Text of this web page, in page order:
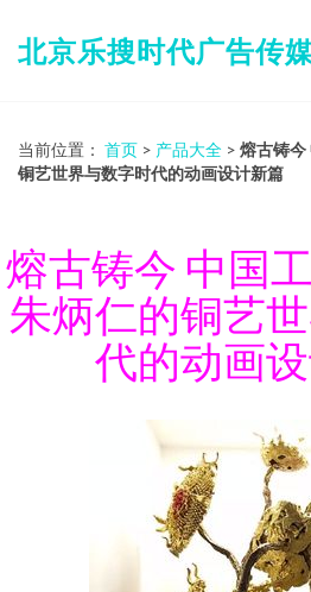
北京乐搜时代广告传
当前位置： 首页 > 产品大全 > 熔古铸今
铜艺世界与数字时代的动画设计新篇
熔古铸今 中国
朱炳仁的铜艺
代的动画